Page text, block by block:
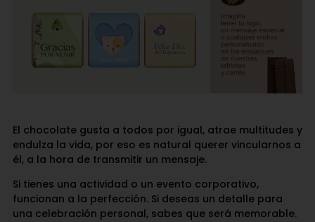
El chocolate gusta a todos por igual, atrae multitudes y
endulza la vida, por eso es natural querer vincularnos a
él, a la hora de transmitir un mensaje.
Si tienes una actividad o un evento corporativo,
funcionan a la perfección. Si deseas un detalle para
una celebración personal, sabes que será memorable.